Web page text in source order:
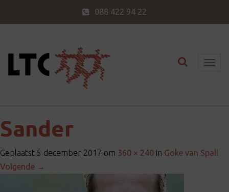
088 422 94 22
T
Toggle
Sander
Geplaatst 5 december 2017 om 360 × 240 in Goke van Spall
Volgende →